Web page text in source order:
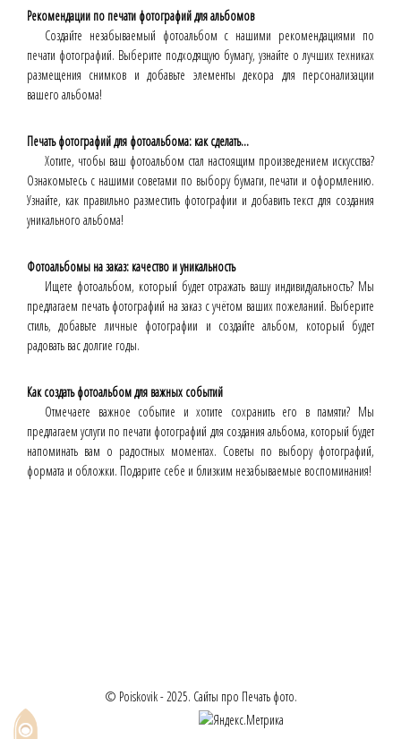
Рекомендации по печати фотографий для альбомов
Создайте незабываемый фотоальбом с нашими рекомендациями по
печати фотографий. Выберите подходящую бумагу, узнайте о лучших техниках
размещения снимков и добавьте элементы декора для персонализации
вашего альбома!
Печать фотографий для фотоальбома: как сделать...
Хотите, чтобы ваш фотоальбом стал настоящим произведением искусства?
Ознакомьтесь с нашими советами по выбору бумаги, печати и оформлению.
Узнайте, как правильно разместить фотографии и добавить текст для создания
уникального альбома!
Фотоальбомы на заказ: качество и уникальность
Ищете фотоальбом, который будет отражать вашу индивидуальность? Мы
предлагаем печать фотографий на заказ с учётом ваших пожеланий. Выберите
стиль, добавьте личные фотографии и создайте альбом, который будет
радовать вас долгие годы.
Как создать фотоальбом для важных событий
Отмечаете важное событие и хотите сохранить его в памяти? Мы
предлагаем услуги по печати фотографий для создания альбома, который будет
напоминать вам о радостных моментах. Советы по выбору фотографий,
формата и обложки. Подарите себе и близким незабываемые воспоминания!
© Poiskovik - 2025. Сайты про Печать фото.